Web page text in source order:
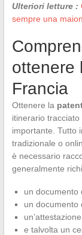
Ulteriori letture :
sempre una
ottenere
Francia
Ottenere la
itinerario
importante. Tutto
tradizionale o
è necessario
generalmente
un documento
un documento
e talvolta un